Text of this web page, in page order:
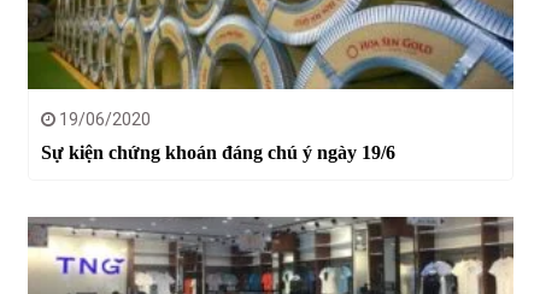
19/06/2020
Sự kiện chứng khoán đáng chú ý ngày 19/6